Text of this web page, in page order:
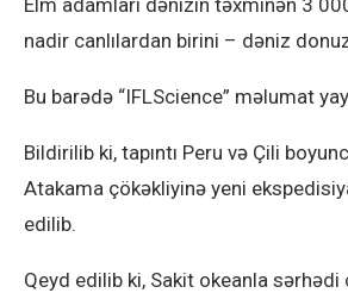
nadir canlılardan birini – dəniz
Bu barədə “IFLScience” məlumat
Bildirilib ki, tapıntı Peru və Çili
Atakama çökəkliyinə yeni
edilib.
Qeyd edilib ki, Sakit okeanla sərhədi